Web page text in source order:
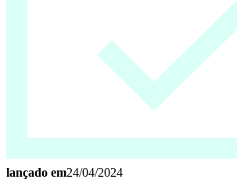
lançado em24/04/2024